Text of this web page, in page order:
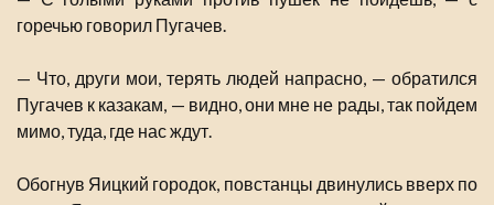
горечью говорил Пугачев.
— Что, други мои, терять людей напрасно, — обратился
Пугачев к казакам, — видно, они мне не рады, так пойдем
мимо, туда, где нас ждут.
Обогнув Яицкий городок, повстанцы двинулись вверх по